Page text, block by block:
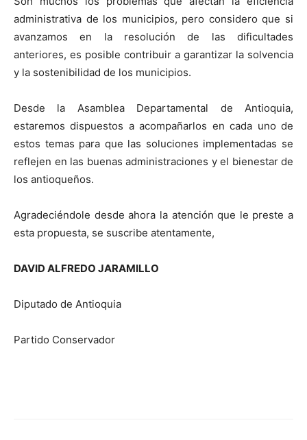
administrativa de los municipios, pero considero que si
avanzamos en la resolución de las dificultades
anteriores, es posible contribuir a garantizar la solvencia
y la sostenibilidad de los municipios.
Desde la Asamblea Departamental de Antioquia,
estaremos dispuestos a acompañarlos en cada uno de
estos temas para que las soluciones implementadas se
reflejen en las buenas administraciones y el bienestar de
los antioqueños.
Agradeciéndole desde ahora la atención que le preste a
esta propuesta, se suscribe atentamente,
DAVID ALFREDO JARAMILLO
Diputado de Antioquia
Partido Conservador